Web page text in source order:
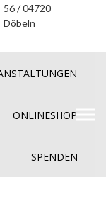
56 / 04720
Döbeln
ONLINESHOP
SPENDEN